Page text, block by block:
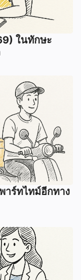
ในทักษะ
ร์ทไทม์อีกทาง